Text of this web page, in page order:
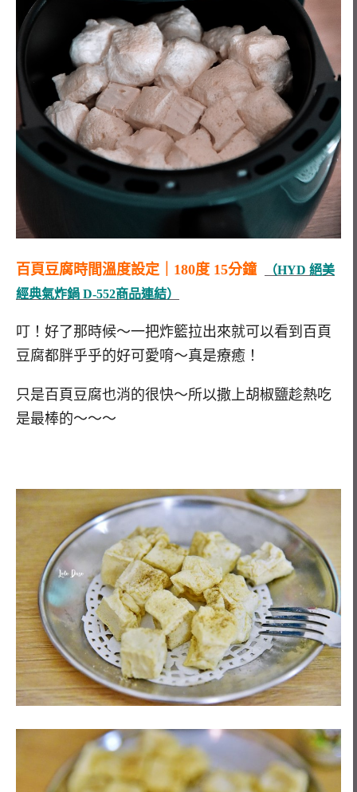
百頁豆腐時間溫度設定｜180度 15分鐘
（HYD 絕美
經典氣炸鍋 D-552商品連結）
叮！好了那時候～一把炸籃拉出來就可以看到百頁
豆腐都胖乎乎的好可愛唷～真是療癒！
只是百頁豆腐也消的很快～所以撒上胡椒鹽趁熱吃
是最棒的～～～